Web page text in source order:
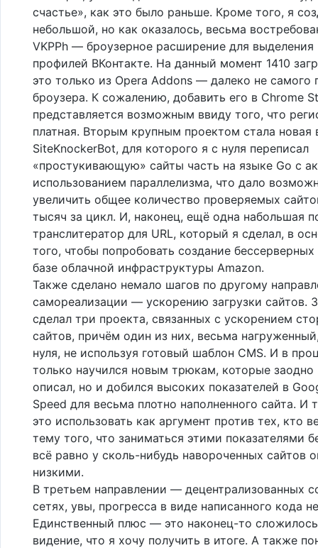
счастье», как это было раньше. Кроме того, я
небольшой, но как оказалось, весьма
VKPPh — броузерное расширение для выделения
профилей ВКонтакте. На данный момент 1410
это только из Opera Addons — далеко не самого
броузера. К сожалению, добавить его в Chrome
представляется возможным ввиду того, что
платная. Вторым крупным проектом стала новая
SiteKnockerBot, для которого я с нуля переписал
«простукивающую» сайты часть на языке Go с
использованием параллелизма, что дало
увеличить общее количество проверяемых
тысяч за цикл. И, наконец, ещё одна набольшая
транслитератор для URL, который я сделал, в
того, чтобы попробовать создание
базе облачной инфраструктуры Amazon.
Также сделано немало шагов по другому
самореализации — ускорению загрузки сайтов.
сделал три проекта, связанных с ускорением
сайтов, причём один из них, весьма
нуля, не используя готовый шаблон CMS. И в
только научился новым трюкам, которые заодно
описал, но и добился высоких показателей в
Speed для весьма плотно наполненного сайта. И
это использовать как аргумент против тех, кто
тему того, что заниматься этими показателями
всё равно у сколь-нибудь навороченных сайтов
низкими.
В третьем направлении — децентрализованных
сетях, увы, прогресса в виде написанного кода
Единственный плюс — это наконец-то
видение, что я хочу получить в итоге. А также